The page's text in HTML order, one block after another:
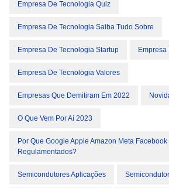
Empresa De Tecnologia Quiz
Empresa De Tecnologia Saiba Tudo Sobre
Empresa De Tecnologia Startup Empresa
Empresa De Tecnologia Valores
Empresas Que Demitiram Em 2022
O Que Vem Por Aí 2023
Por Que Google Apple Amazon Meta
Regulamentados?
Semicondutores Aplicações